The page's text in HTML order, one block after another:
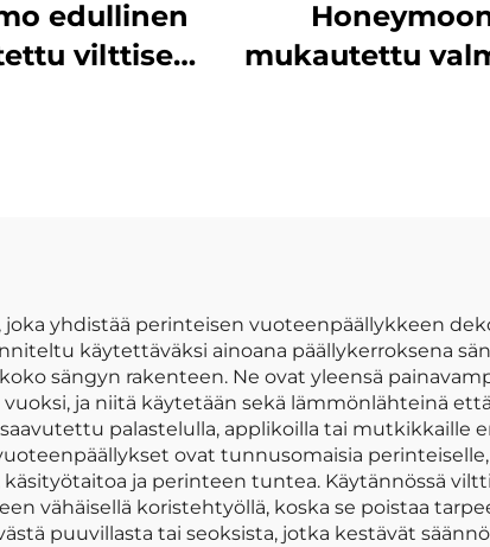
edullinen
vilttisetti
mukautettu
yhdistää perinteisen vuoteenpäällykkeen
käytettäväksi ainoana päällykerroksena
sängyn rakenteen. Ne ovat yleensä
ja niitä käytetään sekä lämmönlähteinä
palastelulla, applikoilla tai mutkikkaille
ovat tunnusomaisia
ja perinteen tuntea. Käytännössä
vähäisellä koristehtyöllä, koska se poistaa
puuvillasta tai seoksista, jotka kestävät